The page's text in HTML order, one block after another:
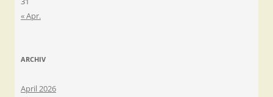
« Apr.
ARCHIV
April 2026